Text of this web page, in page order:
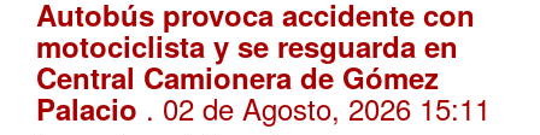
Autobús provoca accidente con
motociclista y se resguarda en
Central Camionera de Gómez
Palacio . 02 de Agosto, 2026 15:11